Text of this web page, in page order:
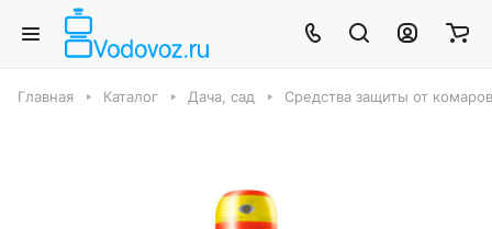
Главная Каталог Дача, сад Средства защиты от